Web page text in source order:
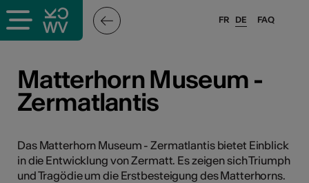
FAQ
FR DE
Matterhorn Museum -
Zermatlantis
Das Matterhorn Museum - Zermatlantis bietet Einblick
in die Entwicklung von Zermatt. Es zeigen sich Triumph
und Tragödie um die Erstbesteigung des Matterhorns.